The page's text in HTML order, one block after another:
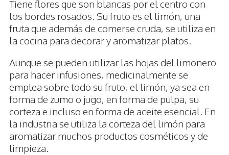
Tiene flores que son blancas por el centro con
los bordes rosados. Su fruto es el limón, una
fruta que además de comerse cruda, se utiliza en
la cocina para decorar y aromatizar platos.
Aunque se pueden utilizar las hojas del limonero
para hacer infusiones, medicinalmente se
emplea sobre todo su fruto, el limón, ya sea en
forma de zumo o jugo, en forma de pulpa, su
corteza e incluso en forma de aceite esencial. En
la industria se utiliza la corteza del limón para
aromatizar muchos productos cosméticos y de
limpieza.